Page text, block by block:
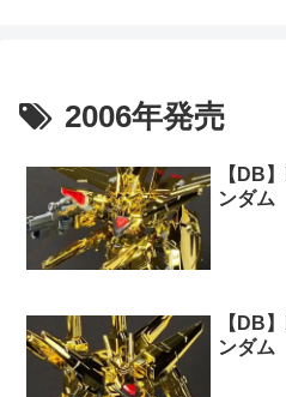
2006年発売
【DB
ンダム
【DB
ンダム